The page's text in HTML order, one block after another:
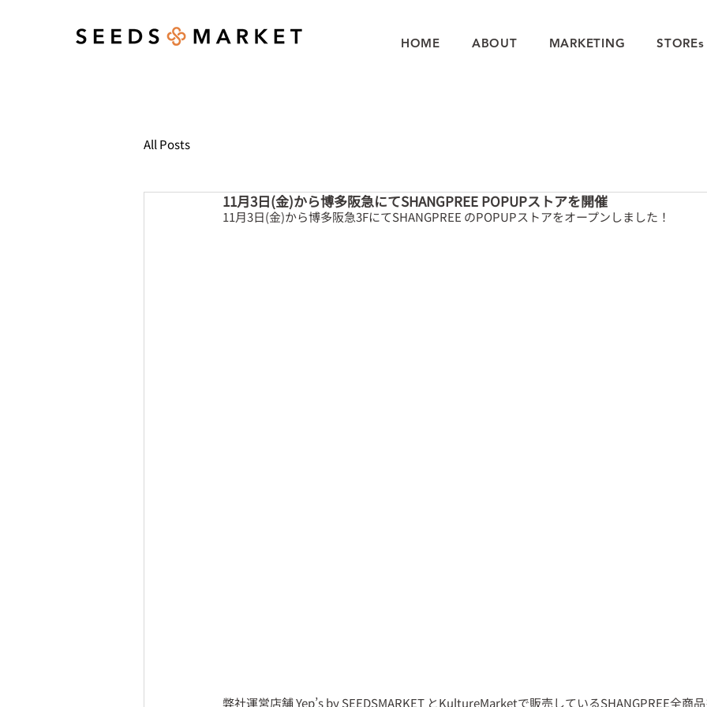
HOME ABOUT MARKETING STOREs
All Posts
11月3日(金)から博多阪急にてSHANGPREE POPUPストアを開催
11月3日(金)から博多阪急3FにてSHANGPREE のPOPUPストアをオープンしました！
弊社運営店舗 Yep’s by SEEDSMARKET とKultureMarketで販売しているSHANGPREE全商